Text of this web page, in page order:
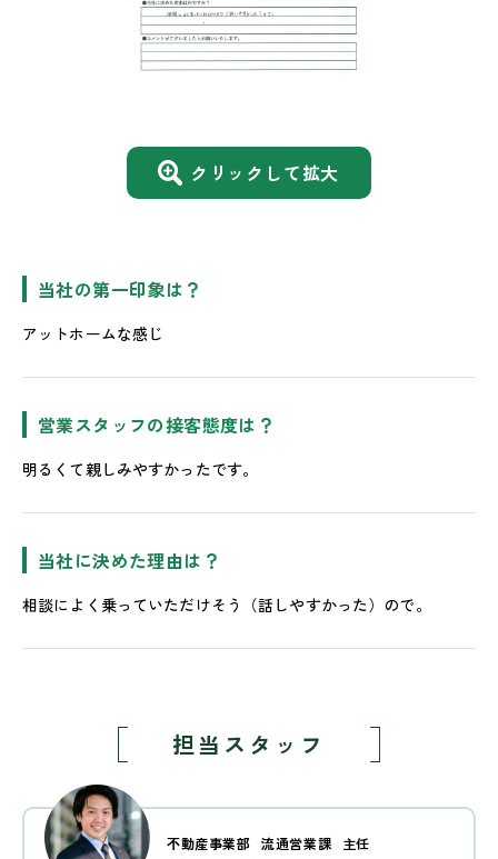
クリックして拡大
当社の第一印象は？
アットホームな感じ
営業スタッフの接客態度は？
明るくて親しみやすかったです。
当社に決めた理由は？
相談によく乗っていただけそう（話しやすかった）ので。
担当スタッフ
不動産事業部 流通営業課 主任